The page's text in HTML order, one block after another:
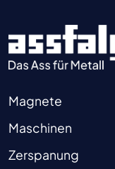
Magnete
Maschinen
Zerspanung